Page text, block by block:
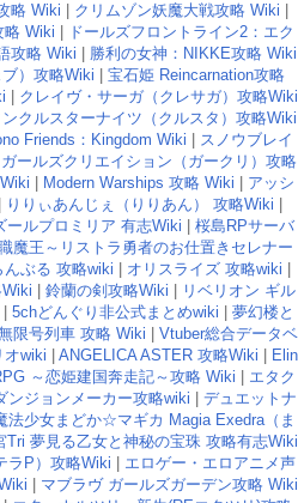
略 Wiki クリムゾン妖魔大戦攻略 Wiki
略 Wiki
ドールズフロントライン2：エク
攻略 Wiki
勝利の女神：NIKKE攻略 Wiki
）攻略Wiki
宝石姫 Reincarnation攻略
クレイヴ・サーガ（クレサガ）攻略Wiki
ンクルスターナイツ（クルスタ）攻略Wiki
Friends：Kingdom Wiki
スノウブレイ
ガールズクリエイション（ガークリ）攻略
Modern Warships 攻略 Wiki
アッシ
りりぃあんじぇ（りりあん） 攻略Wiki
ールプロミリア 有志Wiki
桜島RPサーバ
魔王～リストラ勇者のお仕置きセレナー
ぶる 攻略wiki オリスライズ 攻略wiki
鈴蘭の剣攻略Wiki
リベリオン ギル
5chどんぐり非公式まとめwiki
夢幻楼と
限号列車 攻略 Wiki
Vtuber総合データベ
オwiki ANGELICA ASTER 攻略Wiki
Elin
～恋姫建国奔走記～攻略 Wiki
エタク
ンジョンメーカー攻略wiki
デュエットナ
法少女まどか☆マギカ Magia Exedra（ま
Tri 夢見る乙女と神秘の宝珠 攻略有志Wiki
ラP）攻略Wiki
エロゲー・エロアニメ声
マブラヴ ガールズガーデン攻略 Wiki